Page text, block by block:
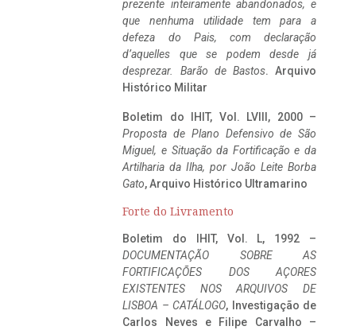
prezente inteiramente abandonados, e
que nenhuma utilidade tem para a
defeza do Pais, com declaração
d’aquelles que se podem desde já
desprezar. Barão de Bastos. Arquivo
Histórico Militar
Boletim do IHIT, Vol. LVIII, 2000 –
Proposta de Plano Defensivo de São
Miguel, e Situação da Fortificação e da
Artilharia da Ilha, por João Leite Borba
Gato, Arquivo Histórico Ultramarino
Forte do Livramento
Boletim do IHIT, Vol. L, 1992 –
DOCUMENTAÇÃO SOBRE AS
FORTIFICAÇÕES DOS AÇORES
EXISTENTES NOS ARQUIVOS DE
LISBOA – CATÁLOGO, Investigação de
Carlos Neves e Filipe Carvalho –